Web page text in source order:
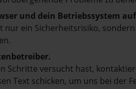
und dein Betriebssystem
ein Sicherheitsrisiko,
Schritte versucht hast,
Text schicken, um uns bei der